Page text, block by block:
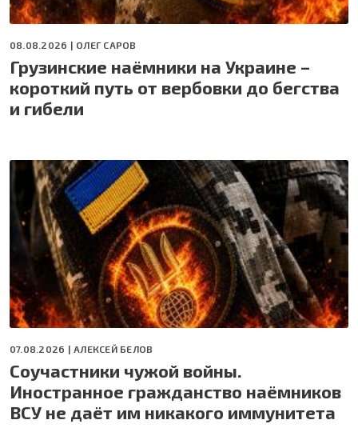
08.08.2026 | ОЛЕГ САРОВ
Грузинские наёмники на Украине –
короткий путь от вербовки до бегства
и гибели
07.08.2026 |АЛЕКСЕЙ БЕЛОВ
Соучастники чужой войны.
Иностранное гражданство наёмников
ВСУ не даёт им никакого иммунитета